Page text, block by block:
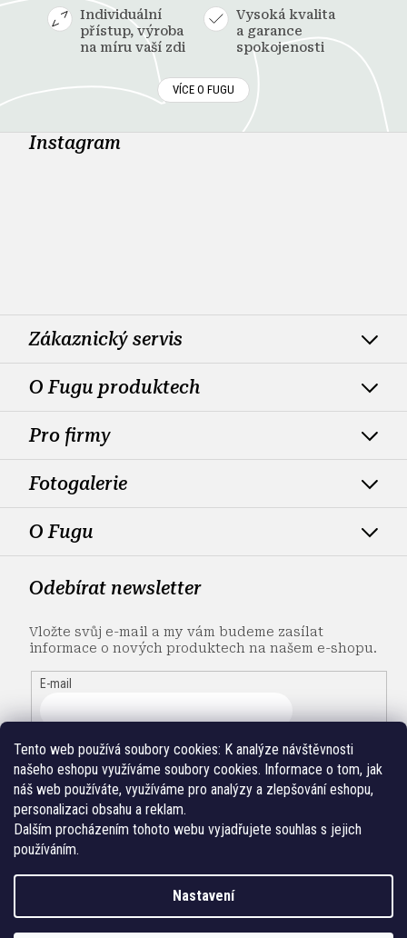
Tento web používá soubory cookies: K analýze návštěvnosti
našeho eshopu využíváme soubory cookies. Informace o tom, jak
náš web používáte, využíváme pro analýzy a zlepšování eshopu,
personalizaci obsahu a reklam.
Dalším procházením tohoto webu vyjadřujete souhlas s jejich
používáním.
Nastavení
Individuální
přístup, výroba
na míru vaší zdi
Vysoká kvalita
a garance
spokojenosti
VÍCE O FUGU
Instagram
Zákaznický servis
O Fugu produktech
Pro firmy
Fotogalerie
O Fugu
Odebírat newsletter
Vložte svůj e-mail a my vám budeme zasílat
informace o nových produktech na našem e-shopu.
E-mail